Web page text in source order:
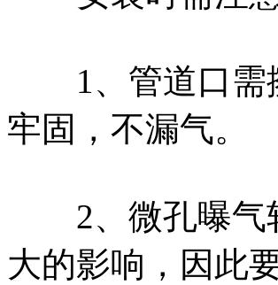
1、管道口需
牢固，不漏气。
2、微孔曝气
大的影响，因此